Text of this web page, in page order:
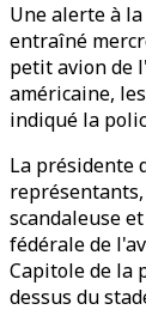
Une alerte à
entraîné
petit avion de
américaine,
indiqué la
La présidente
scandaleuse
fédérale de
Capitole de la
dessus du